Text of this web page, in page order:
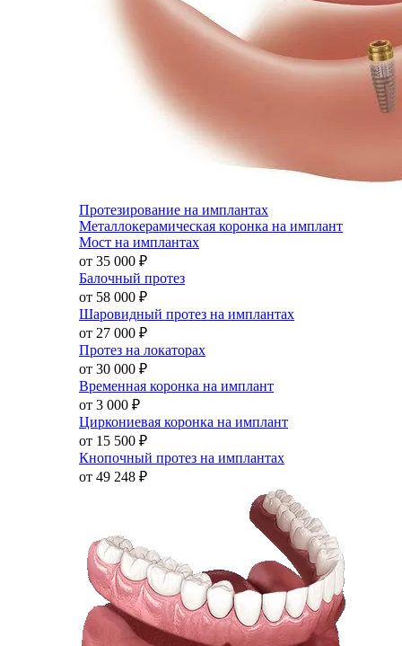
Протезирование на имплантах
Металлокерамическая коронка на имплант
Мост на имплантах
от 35 000 ₽
Балочный протез
от 58 000 ₽
Шаровидный протез на имплантах
от 27 000 ₽
Протез на локаторах
от 30 000 ₽
Временная коронка на имплант
от 3 000 ₽
Циркониевая коронка на имплант
от 15 500 ₽
Кнопочный протез на имплантах
от 49 248 ₽